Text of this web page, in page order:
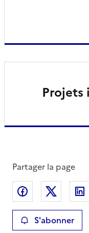
Projets
Partager la page
Partager sur
S'abonner